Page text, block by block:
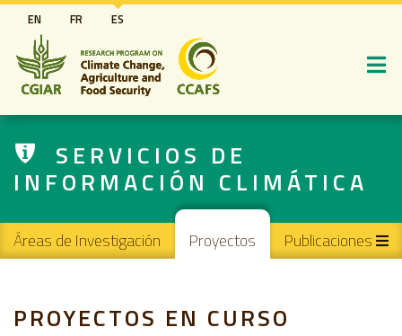
Pasar
al
contenido
principal
EN FR ES
SERVICIOS DE
INFORMACIÓN CLIMÁTICA
Main navigation
Áreas de Investigación Proyectos Publicaciones
PROYECTOS EN CURSO